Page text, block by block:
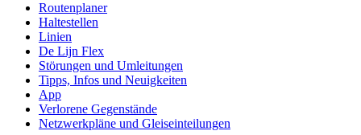
Routenplaner
Haltestellen
Linien
De Lijn Flex
Störungen und Umleitungen
Tipps, Infos und Neuigkeiten
App
Verlorene Gegenstände
Netzwerkpläne und Gleiseinteilungen